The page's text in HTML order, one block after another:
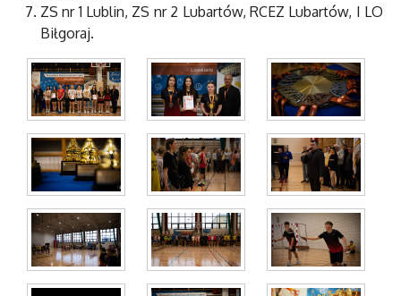
ZS nr 1 Lublin, ZS nr 2 Lubartów, RCEZ Lubartów, I LO
Biłgoraj.